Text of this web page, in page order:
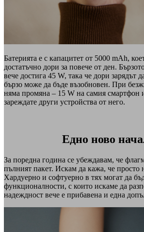
Батерията е с капацитет от 5000 mAh,
достатъчно дори за повече от ден.
вече достига 45 W, така че дори зарядът
бързо може да бъде възобновен. При
няма промяна – 15 W на самия смартфон
зареждате други устройства от него.
Едно ново
За поредна година се убеждавам, че
пълният пакет. Искам да кажа, че
Хардуерно и софтуерно в тях могат да
функционалности, с които искаме да
надеждност вече е прибавена и една